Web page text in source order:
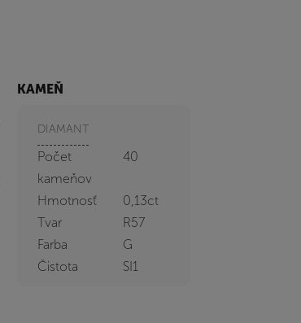
KAMEŇ
DIAMANT
Počet
kameňov
40
Hmotnosť
0,13ct
Tvar
R57
Farba
G
Čistota
SI1